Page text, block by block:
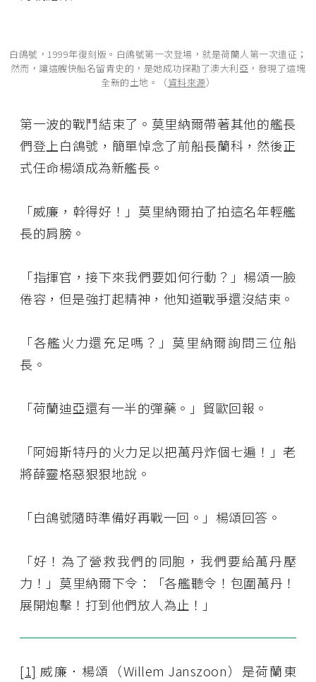
白鴿號，1999年復刻版。白鴿號第一次登場，就是荷蘭人第一次遠征；
然而，讓這艘快船名留青史的，是她成功探勘了澳大利亞，發現了這塊
全新的土地。（資料來源）
第一波的戰鬥結束了。莫里納爾帶著其他的艦長
們登上白鴿號，簡單悼念了前船長蘭科，然後正
式任命楊頌成為新艦長。
「威廉，幹得好！」莫里納爾拍了拍這名年輕艦
長的肩膀。
「指揮官，接下來我們要如何行動？」楊頌一臉
倦容，但是強打起精神，他知道戰爭還沒結束。
「各艦火力還充足嗎？」莫里納爾詢問三位船
長。
「荷蘭迪亞還有一半的彈藥。」貿歐回報。
「阿姆斯特丹的火力足以把萬丹炸個七遍！」老
將薛靈格惡狠狠地說。
「白鴿號隨時準備好再戰一回。」楊頌回答。
「好！為了營救我們的同胞，我們要給萬丹壓
力！」莫里納爾下令：「各艦聽令！包圍萬丹！
展開炮擊！打到他們放人為止！」
[1] 威廉．楊頌（Willem Janszoon）是荷蘭東